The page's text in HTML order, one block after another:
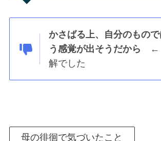
かさばる上、自分のもの
う感覚が出そうだから
←
解でした
母の徘徊で気づいたこと